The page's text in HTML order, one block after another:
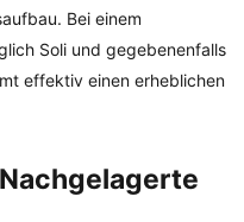
Bei einem
Soli und gegebenenfalls
effektiv einen erheblichen